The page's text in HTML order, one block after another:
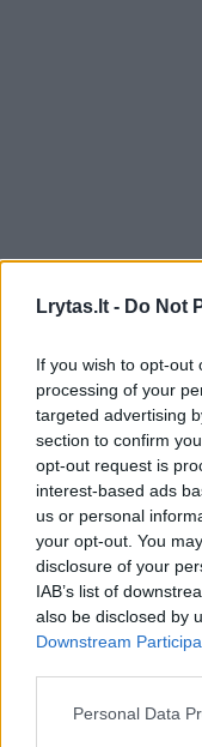
Lrytas.lt - Do Not
If you wish to opt-out
processing of your
targeted advertising
section to confirm
opt-out request is
interest-based ads
us or personal
your opt-out. You
disclosure of your
IAB’s list of
also be disclosed by
Downstream
Personal Data
Puri ir labai
– tarsi
2026 m. rugpjūčio 6
Lrytas.lt
Receptas
Ryžių košė